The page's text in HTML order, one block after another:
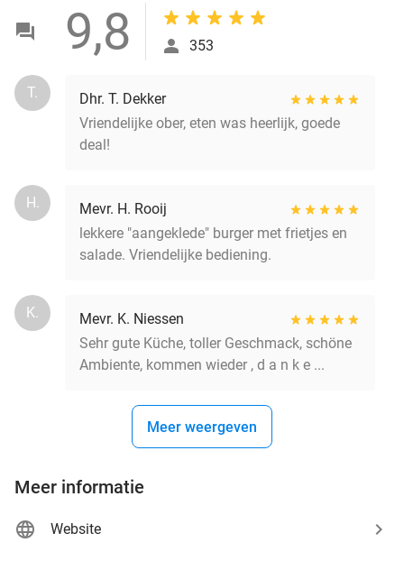
9,8 353
T.
Dhr. T. Dekker
Vriendelijke ober, eten was heerlijk, goede
deal!
H.
Mevr. H. Rooij
lekkere "aangeklede" burger met frietjes en
salade. Vriendelijke bediening.
K.
Mevr. K. Niessen
Sehr gute Küche, toller Geschmack, schöne
Ambiente, kommen wieder , d a n k e ...
Meer weergeven
Meer informatie
Website